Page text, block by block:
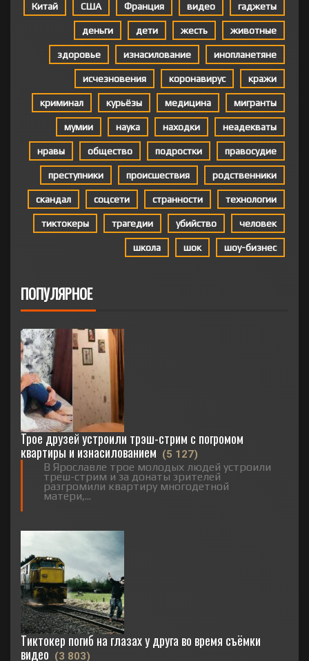
Китай США Франция видео гаджеты
деньги дети жесть животные
здоровье изнасилование инопланетяне
исчезновения коронавирус кражи
криминал курьёзы медицина мигранты
мумии наука находки неадекваты
нравы общество подростки правосудие
преступники происшествия родственники
скандал соцсети странности технологии
тиктокеры трагедии убийство человек
школа шок шоу-бизнес
ПОПУЛЯРНОЕ
Трое друзей устроили трэш-стрим с погромом
квартиры и изнасилованием (5 127)
В Ярославле трое молодых людей устроили
треш-стрим и за донаты зрителей
разгромили квартиру многодетной
матери,...
Тиктокер погиб на глазах у друга во время съёмки
видео (3 803)